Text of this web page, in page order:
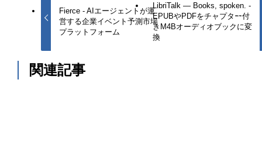
Fierce - AIエージェントが運
営する企業イベント予測市場
プラットフォーム
LibriTalk — Books, spoken. -
EPUBやPDFをチャプター付
きM4Bオーディオブックに変
換
関連記事